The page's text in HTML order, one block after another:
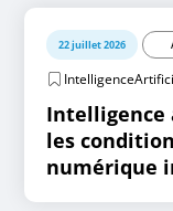
22 juillet 2026
Intelligence
les
numérique